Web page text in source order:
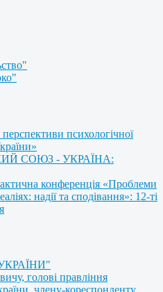
психологічної
СОЮЗ - УКРАЇНА:
конференція «Проблеми
надії та сподівання»: 12-ті
голові правління
члену-кореспонденту